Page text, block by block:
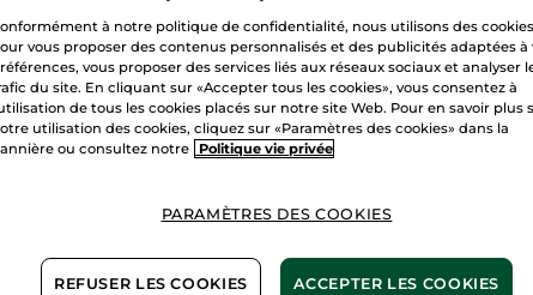
Paiement
Satisfait ou
Conditions
VOIR LES
VOIR LA
à notre politique de confidentialité, nous utilisons des cookies
vous proposer des contenus personnalisés et des publicités adaptées à
vous proposer des services liés aux réseaux sociaux et analyser
du site. En cliquant sur «Accepter tous les cookies», vous consentez à
de tous les cookies placés sur notre site Web. Pour en savoir plus
utilisation des cookies, cliquez sur «Paramètres des cookies» dans la
ou consultez notre
Politique vie privée
PARAMÈTRES DES COOKIES
REFUSER LES COOKIES ACCEPTER LES COOKIES